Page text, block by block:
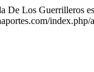
De Los Guerrilleros
index.php/